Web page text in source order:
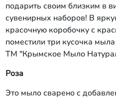
подарить своим близким в
сувенирных наборов! В
красочную коробочку с
поместили три кусочка
ТМ "Крымское Мыло
Роза
Это мыло сварено с